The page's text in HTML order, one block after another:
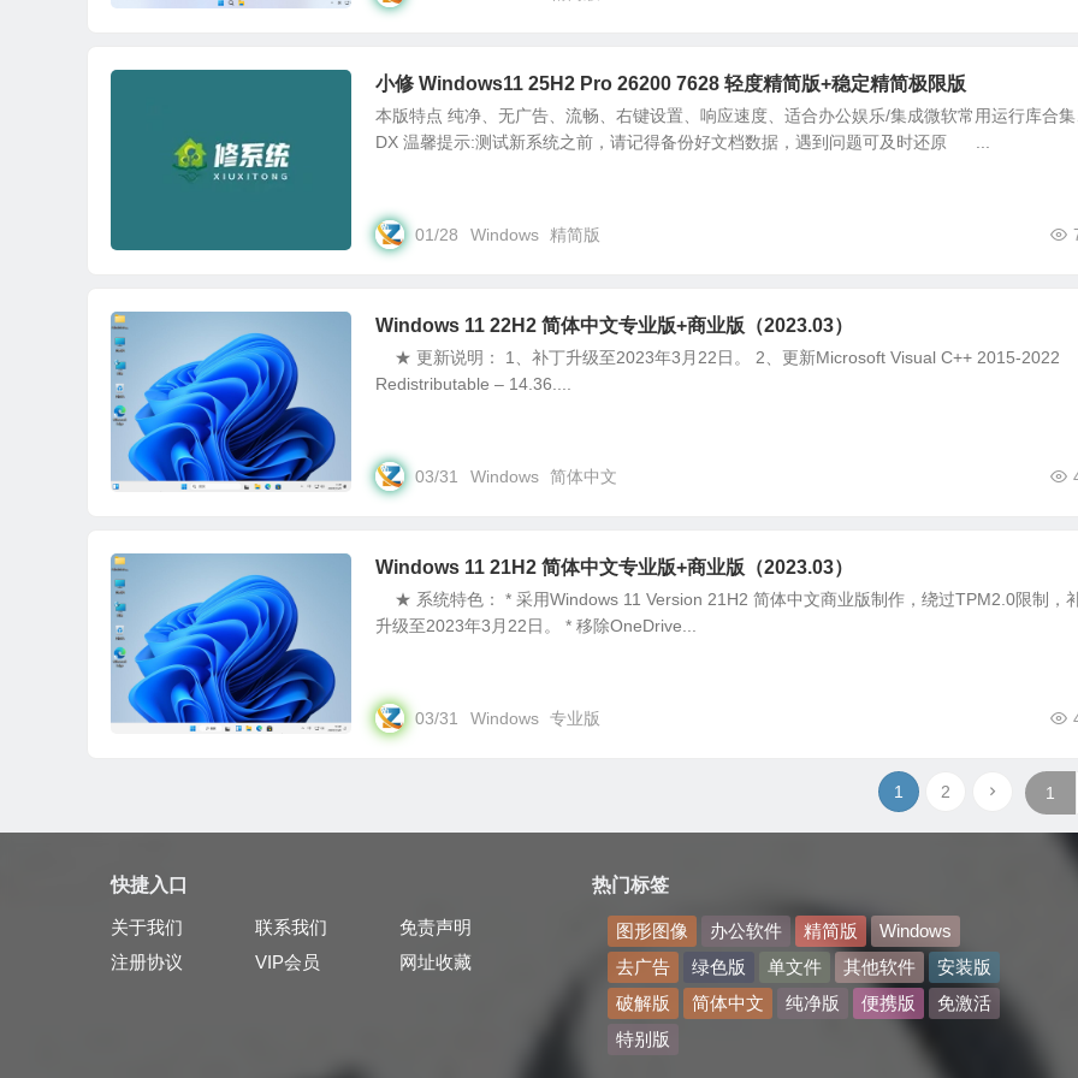
小修 Windows11 25H2 Pro 26200 7628 轻度精简版+稳定精简极限版
本版特点 纯净、无广告、流畅、右键设置、响应速度、适合办公娱乐/集成微软常用运行库合集
DX 温馨提示:测试新系统之前，请记得备份好文档数据，遇到问题可及时还原 ...
01/28 Windows 精简版
Windows 11 22H2 简体中文专业版+商业版（2023.03）
★ 更新说明： 1、补丁升级至2023年3月22日。 2、更新Microsoft Visual C++ 2015-2022
Redistributable – 14.36....
03/31 Windows 简体中文
Windows 11 21H2 简体中文专业版+商业版（2023.03）
★ 系统特色： * 采用Windows 11 Version 21H2 简体中文商业版制作，绕过TPM2.0限制，
升级至2023年3月22日。 * 移除OneDrive...
03/31 Windows 专业版
1 2
快捷入口
关于我们 联系我们
免责声明
注册协议
VIP会员 网址收藏
热门标签
图形图像 办公软件 精简版
Windows
去广告
绿色版 单文件 其他软件
安装版
破解版
简体中文 纯净版 便携版
免激活
特别版